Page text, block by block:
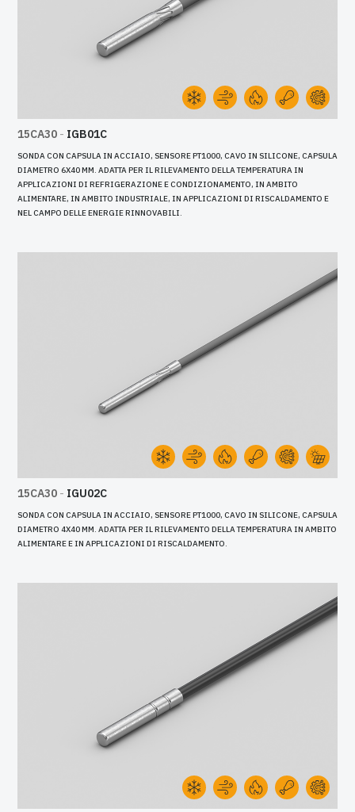
15CA30 - IGB01C
SONDA CON CAPSULA IN ACCIAIO, SENSORE PT1000, CAVO IN SILICONE, CAPSULA
DIAMETRO 6X40 MM. ADATTA PER IL RILEVAMENTO DELLA TEMPERATURA IN
APPLICAZIONI DI REFRIGERAZIONE E CONDIZIONAMENTO, IN AMBITO
ALIMENTARE, IN AMBITO INDUSTRIALE, IN APPLICAZIONI DI RISCALDAMENTO E
NEL CAMPO DELLE ENERGIE RINNOVABILI.
15CA30 - IGU02C
SONDA CON CAPSULA IN ACCIAIO, SENSORE PT1000, CAVO IN SILICONE, CAPSULA
DIAMETRO 4X40 MM. ADATTA PER IL RILEVAMENTO DELLA TEMPERATURA IN AMBITO
ALIMENTARE E IN APPLICAZIONI DI RISCALDAMENTO.